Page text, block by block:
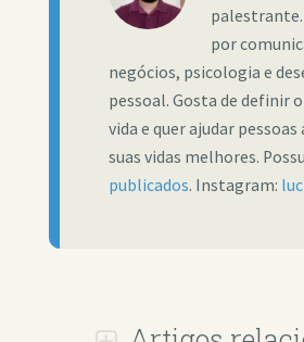
por
negócios, psicologia e
pessoal. Gosta de definir
vida e quer ajudar
suas vidas melhores.
publicados. Instagram: